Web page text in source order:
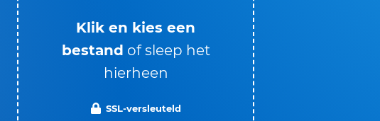
Klik en kies een
bestand of sleep het
hierheen
SSL-versleuteld